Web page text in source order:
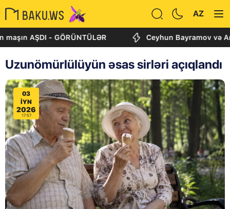
AZ
- GÖRÜNTÜLƏR Ceyhun Bayramov və Andrey
Uzunömürlülüyün əsas sirləri açıqlandı
03
IYN
2026
17:57